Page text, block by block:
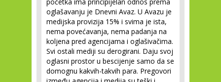
oglašavanju je Dnevni Avaz. U Avazu je
medijska provizija 15% i svima je ista,
nema povećavanja, nema padanja na
koljena pred agencijama i oglašivačima.
Svi ostali mediji su derogirani. Daju svoj
oglasni prostor u bescijenje samo da se
domognu kakvih-takvih para. Pregovori